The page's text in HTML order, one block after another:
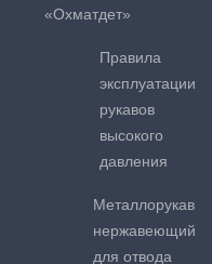
«Охматдет»
Правила
эксплуатации
рукавов
высокого
давления
Металлорукав
нержавеющий
для отвода